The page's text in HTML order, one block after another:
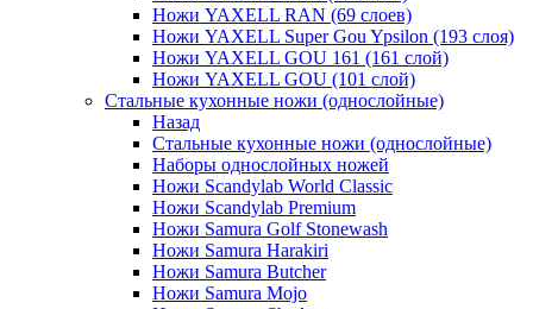
Ножи YAXELL RAN (69 слоев)
Ножи YAXELL Super Gou Ypsilon (193 слоя)
Ножи YAXELL GOU 161 (161 слой)
Ножи YAXELL GOU (101 слой)
Стальные кухонные ножи (однослойные)
Назад
Стальные кухонные ножи (однослойные)
Наборы однослойных ножей
Ножи Scandylab World Classic
Ножи Scandylab Premium
Ножи Samura Golf Stonewash
Ножи Samura Harakiri
Ножи Samura Butcher
Ножи Samura Mojo